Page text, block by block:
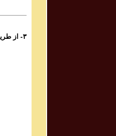
۳- از طریق فرستادن چک به آدرس زیر: